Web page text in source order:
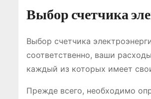
Выбор счетчика
Выбор счетчика
соответственно, ваши
каждый из которых имеет
Прежде всего, необходимо